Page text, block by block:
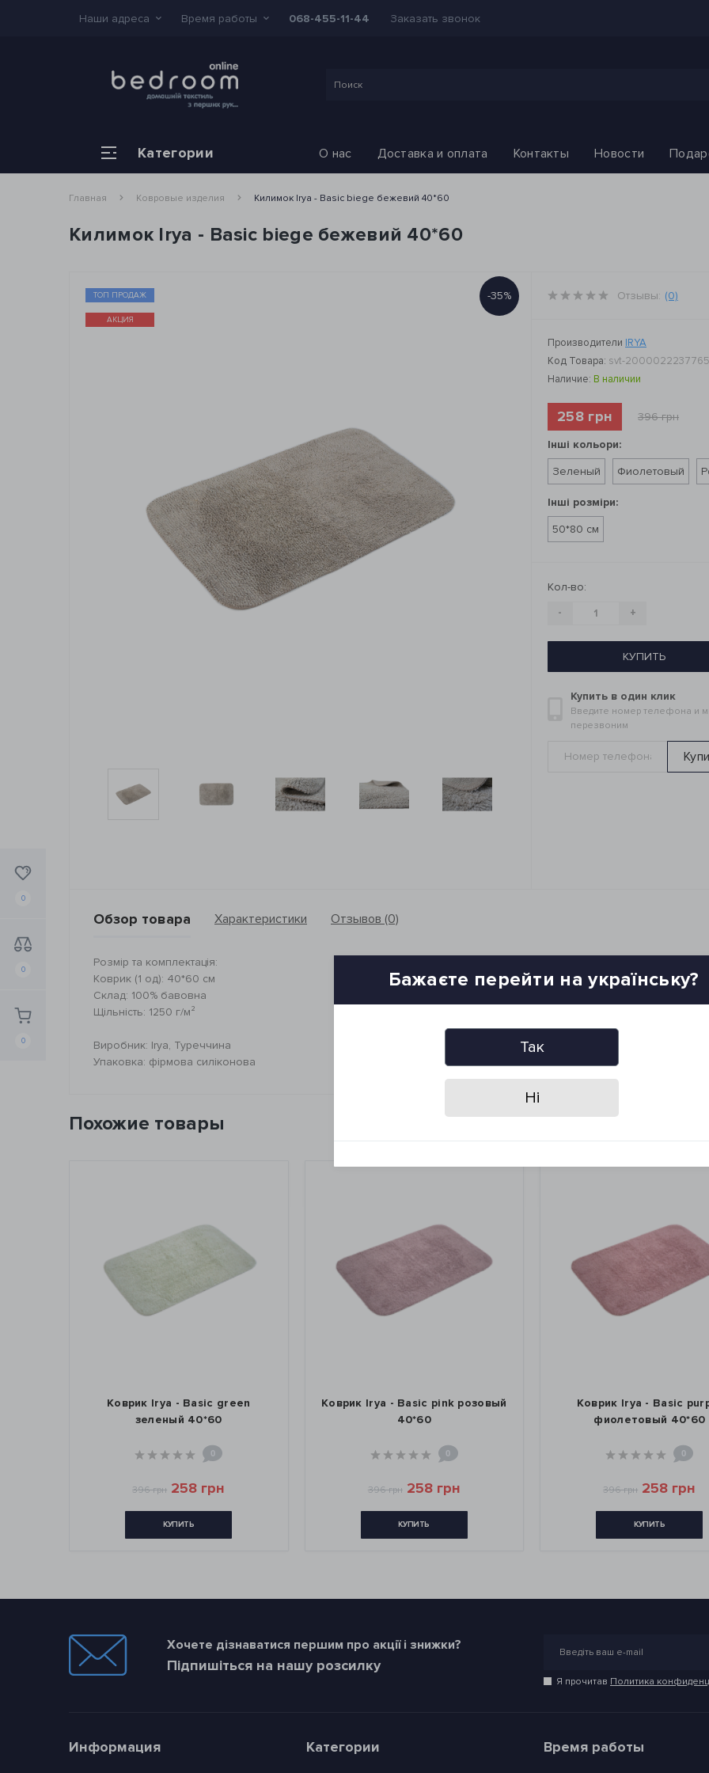
0
0
0
Наши адреса Время работы 068-455-11-44 Заказать звонок
Категории О нас Доставка и оплата Контакты Новости
Главная Ковровые изделия Килимок Irya - Basic biege бежевий 40*60
Килимок Irya - Basic biege бежевий 40*60
-35%
ТОП ПРОДАЖ
АКЦИЯ
Отзывы: (0)
Производители IRYA
Код Товара: svt-2000022237765
Наличие: В наличии
258 грн 396 грн
Інші кольори:
Зеленый
Фиолетовый
Інші розміри:
50*80 см
Кол-во:
- +
КУПИТЬ
Купить в один клик
Введите номер телефона и
перезвоним
Обзор товара Характеристики Отзывов (0)
Розмір та комплектація:
Коврик (1 од): 40*60 см
Склад: 100% бавовна
Щільність: 1250 г/м²
Виробник: Irya, Туреччина
Упаковка: фірмова силіконова
Похожие товары
Коврик Irya - Basic green
зеленый 40*60
0
396 грн 258 грн
КУПИТЬ
Коврик Irya - Basic pink розовый
40*60
0
396 грн 258 грн
КУПИТЬ
Коврик Irya - Basic
фиолетовый 40*60
0
396 грн 258 грн
КУПИТЬ
Хочете дізнаватися першим про акції і знижки?
Підпишіться на нашу розсилку
Я прочитав Политика
Информация Категории Время работы
Бажаєте перейти на українську?
Так
Ні